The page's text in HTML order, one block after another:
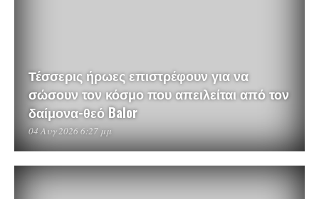
Τέσσερις ήρωες επιστρέφουν για να
σώσουν τον κόσμο που απειλείται από τον
δαίμονα-θεό Balor
04 Αυγ 2026 6:27 μμ